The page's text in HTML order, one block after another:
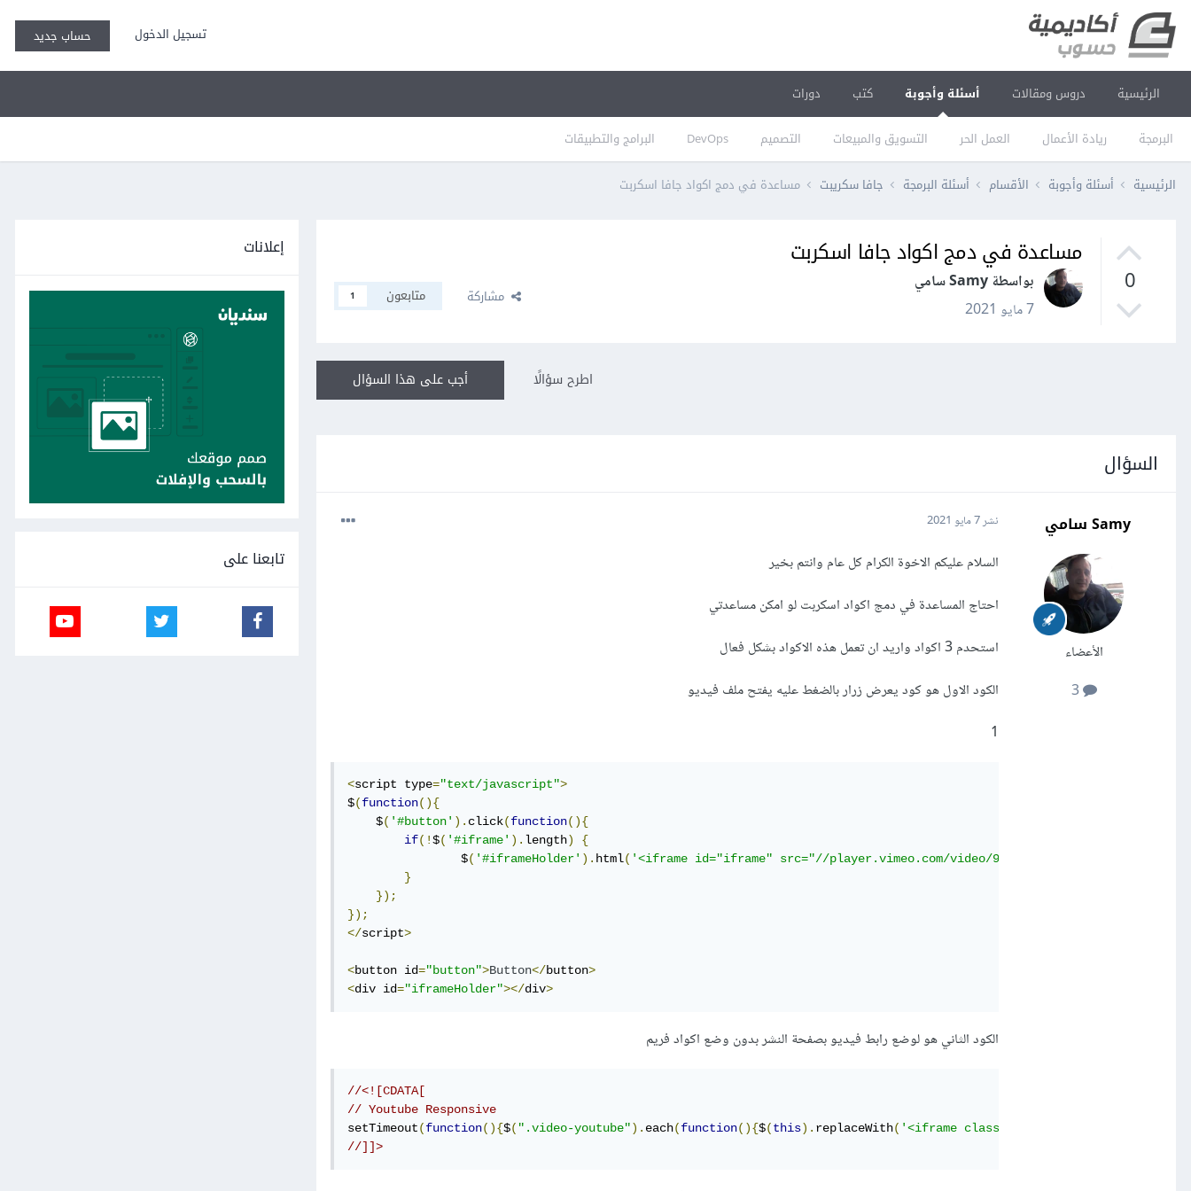
تسجيل الدخول حساب جديد
الرئيسية دروس ومقالات أسئلة وأجوبة
البرمجة ريادة الأعمال العمل الحر التسويق والمبيعات التصميم DevOps البرامج والتطبيقات
كتب دورات
الرئيسية أسئلة وأجوبة الأقسام أسئلة البرمجة جافا سكريبت مساعدة في دمج اكواد جافا اسكربت
0
مساعدة في دمج اكواد جافا اسكربت
بواسطة Samy سامي
7 مايو 2021
مشاركة متابعون 1
أجب على هذا السؤال اطرح سؤالًا
السؤال
Samy سامي
الأعضاء
3
نشر7 مايو 2021
السلام عليكم الاخوة الكرام كل عام وانتم بخير
احتاج المساعدة في دمج اكواد اسكربت لو امكن مساعدتي
استحدم 3 اكواد واريد ان تعمل هذه الاكواد بشكل فعال
الكود الاول هو كود يعرض زرار بالضغط عليه يفتح ملف فيديو
1
<script type="text/javascript">
$(function(){
    $
( '#button' ). click(function(){
if(!$( '#iframe' ). length)
{
                $
( '#iframeHolder' ). html( '<iframe id="iframe" src="//player.vimeo.com/video/90429499" width="700"
}
});
});
</script>
<button id="button">Button</button>
<div id="iframeHolder"></div>
الكود الثاني هو لوضع رابط فيديو بصفحة النشر بدون وضع اكواد فريم
//<![CDATA[
// Youtube Responsive
setTimeout(function(){$( ".video-youtube"). each(function(){$(this). replaceWith( '<iframe class="video-youtube loader"
//]]>
إعلانات
تابعنا على